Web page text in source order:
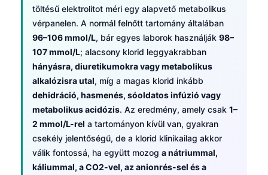
töltésű elektrolitot méri egy alapvető metabolikus
vérpanelen. A normál felnőtt tartomány általában
96–106 mmol/L, bár egyes laborok használják 98–
107 mmol/L; alacsony klorid leggyakrabban
hányásra, diuretikumokra vagy metabolikus
alkalózisra utal, míg a magas klorid inkább
dehidráció, hasmenés, sóoldatos infúzió vagy
metabolikus acidózis. Az eredmény, amely csak 1–
2 mmol/L-rel a tartományon kívül van, gyakran
csekély jelentőségű, de a klorid klinikailag akkor
válik fontossá, ha együtt mozog a nátriummal,
káliummal, a CO2-vel, az anionrés-sel és a